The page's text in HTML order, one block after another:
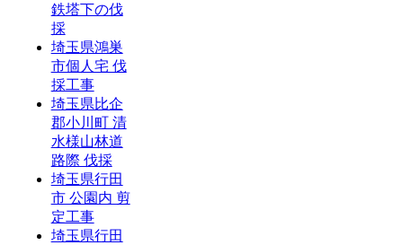
鉄塔下の伐
採
埼玉県鴻巣
市個人宅 伐
採工事
埼玉県比企
郡小川町 清
水様山林道
路際 伐採
埼玉県行田
市 公園内 剪
定工事
埼玉県行田